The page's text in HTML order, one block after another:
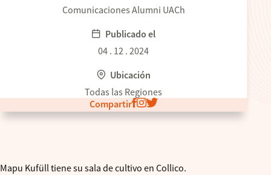
Mapu Kufüll tiene su sala de cultivo en Collico.
Comunicaciones Alumni UACh
Publicado el
04 . 12 . 2024
Ubicación
Todas las Regiones
Compartir